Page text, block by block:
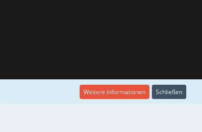
Weitere Informationen Schließen